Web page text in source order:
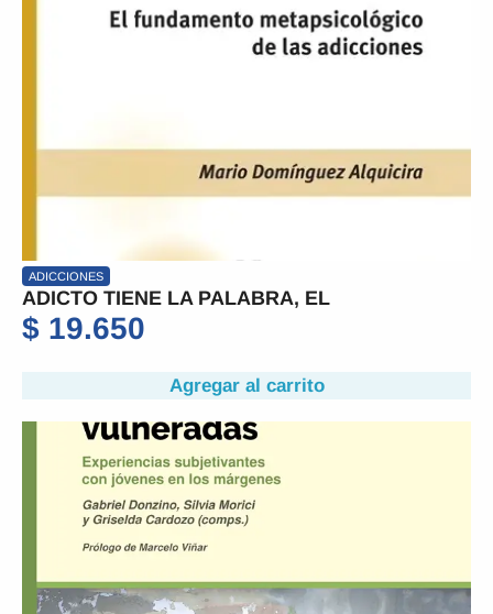
ADICCIONES
ADICTO TIENE LA PALABRA, EL
$ 19.650
Agregar al carrito